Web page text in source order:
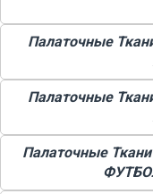
Палаточные
Палаточные
Палаточные